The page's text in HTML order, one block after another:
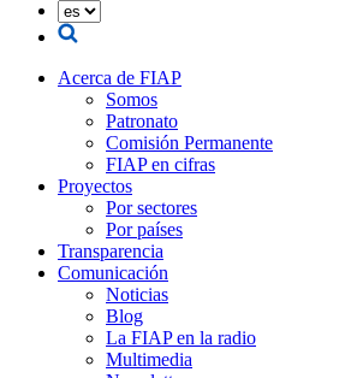
Acerca de FIAP
Somos
Patronato
Comisión Permanente
FIAP en cifras
Proyectos
Por sectores
Por países
Transparencia
Comunicación
Noticias
Blog
La FIAP en la radio
Multimedia